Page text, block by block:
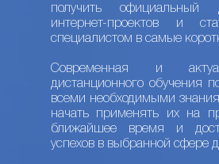
получить официальный
интернет-проектов и
специалистом в самые
Современная и
дистанционного обучения
всеми необходимыми
начать применять их на
ближайшее время и
успехов в выбранной сфере